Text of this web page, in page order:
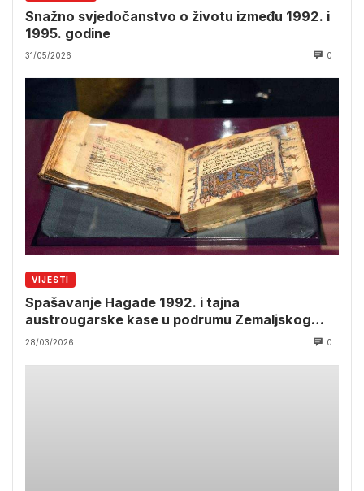
Snažno svjedočanstvo o životu između 1992. i
1995. godine
31/05/2026 0
VIJESTI
Spašavanje Hagade 1992. i tajna
austrougarske kase u podrumu Zemaljskog
muzeja
28/03/2026 0